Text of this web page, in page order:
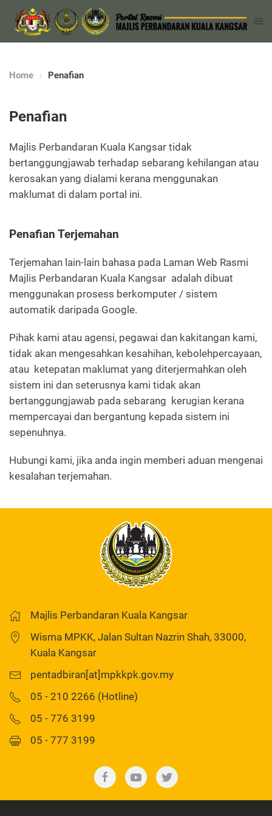
Home Penafian
Penafian
Majlis Perbandaran Kuala Kangsar tidak
bertanggungjawab terhadap sebarang kehilangan atau
kerosakan yang dialami kerana menggunakan
maklumat di dalam portal ini.
Penafian Terjemahan
Terjemahan lain-lain bahasa pada Laman Web Rasmi
Majlis Perbandaran Kuala Kangsar adalah dibuat
menggunakan prosess berkomputer / sistem
automatik daripada Google.
Pihak kami atau agensi, pegawai dan kakitangan kami,
tidak akan mengesahkan kesahihan, kebolehpercayaan,
atau ketepatan maklumat yang diterjermahkan oleh
sistem ini dan seterusnya kami tidak akan
bertanggungjawab pada sebarang kerugian kerana
mempercayai dan bergantung kepada sistem ini
sepenuhnya.
Hubungi kami, jika anda ingin memberi aduan mengenai
kesalahan terjemahan.
Majlis Perbandaran Kuala Kangsar
Wisma MPKK, Jalan Sultan Nazrin Shah, 33000,
Kuala Kangsar
pentadbiran[at]mpkkpk.gov.my
05 - 210 2266 (Hotline)
05 - 776 3199
05 - 777 3199